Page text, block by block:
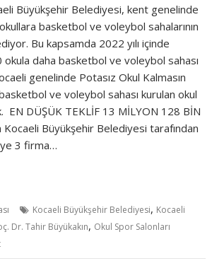
Büyükşehir Belediyesi, kent genelinde
basketbol ve voleybol sahalarının
Bu kapsamda 2022 yılı içinde
daha basketbol ve voleybol sahası
genelinde Potasız Okul Kalmasın
ve voleybol sahası kurulan okul
EN DÜŞÜK TEKLİF 13 MİLYON 128 BİN
Kocaeli Büyükşehir Belediyesi tarafından
3 firma…
Kocaeli Büyükşehir Belediyesi, Kocaeli
Dr. Tahir Büyükakın, Okul Spor Salonları